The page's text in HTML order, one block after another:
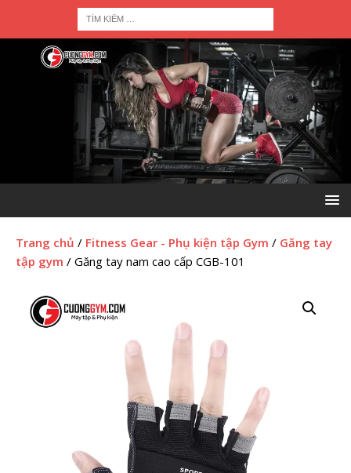
Trang chủ / Fitness Gear - Phụ kiện tập Gym / Găng tay
tập gym / Găng tay nam cao cấp CGB-101